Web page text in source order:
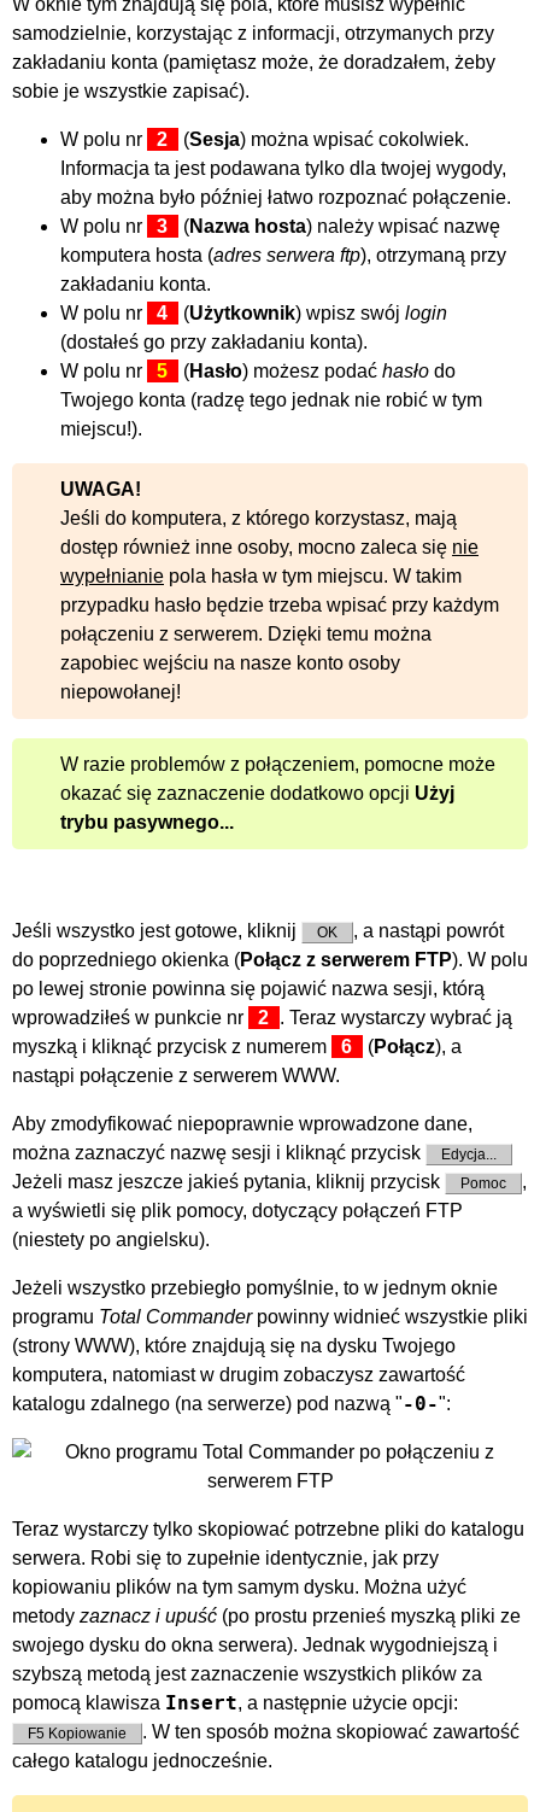
W oknie tym znajdują się pola, które musisz wypełnić
samodzielnie, korzystając z informacji, otrzymanych przy
zakładaniu konta (pamiętasz może, że doradzałem, żeby
sobie je wszystkie zapisać).
W polu nr 2 (Sesja) można wpisać cokolwiek.
Informacja ta jest podawana tylko dla twojej wygody,
aby można było później łatwo rozpoznać połączenie.
W polu nr
3 (Nazwa hosta) należy wpisać nazwę
komputera hosta (adres serwera ftp), otrzymaną przy
zakładaniu konta.
W polu nr
4 (Użytkownik) wpisz swój login
(dostałeś go przy zakładaniu konta).
W polu nr
5 (Hasło) możesz podać hasłodo
Twojego konta (radzę tego jednak nie robić w tym
miejscu!).
UWAGA!
Jeśli do komputera, z którego korzystasz, mają
dostęp również inne osoby, mocno zaleca się nie
wypełnianie pola hasła w tym miejscu. W takim
przypadku hasło będzie trzeba wpisać przy każdym
połączeniu z serwerem. Dzięki temu można
zapobiec wejściu na nasze konto osoby
niepowołanej!
W razie problemów z połączeniem, pomocne może
okazać się zaznaczenie dodatkowo opcji Użyj
trybu pasywnego...
Jeśli wszystko jest gotowe, kliknij OK
, a nastąpi powrót
do poprzedniego okienka (Połącz z serwerem FTP). W polu
po lewej stronie powinna się pojawić nazwa sesji, którą
wprowadziłeś w punkcie nr
2 . Teraz wystarczy wybrać ją
myszką i kliknąć przycisk z numerem
6 (Połącz), a
nastąpi połączenie z serwerem WWW.
Aby zmodyfikować niepoprawnie wprowadzone dane,
można zaznaczyć nazwę sesji i kliknąć przycisk
Edycja...
Jeżeli masz jeszcze jakieś pytania, kliknij przycisk Pomoc
,
a wyświetli się plik pomocy, dotyczący połączeń FTP
(niestety po angielsku).
Jeżeli wszystko przebiegło pomyślnie, to w jednym oknie
programu Total Commanderpowinny widnieć wszystkie pliki
(strony WWW), które znajdują się na dysku Twojego
komputera, natomiast w drugim zobaczysz zawartość
katalogu zdalnego (na serwerze) pod nazwą "-0-":
Teraz wystarczy tylko skopiować potrzebne pliki do katalogu
serwera. Robi się to zupełnie identycznie, jak przy
kopiowaniu plików na tym samym dysku. Można użyć
metody zaznacz i upuść (po prostu przenieś myszką pliki ze
swojego dysku do okna serwera). Jednak wygodniejszą i
szybszą metodą jest zaznaczenie wszystkich plików za
pomocą klawisza Insert, a następnie użycie opcji:
F5 Kopiowanie
. W ten sposób można skopiować zawartość
całego katalogu jednocześnie.